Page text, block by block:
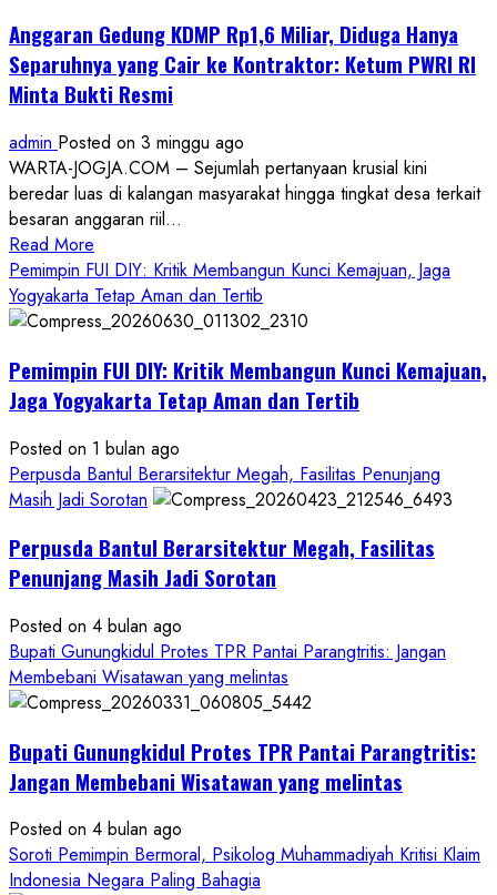
Anggaran Gedung KDMP Rp1,6 Miliar, Diduga Hanya
Separuhnya yang Cair ke Kontraktor: Ketum PWRI RI
Minta Bukti Resmi
admin Posted on 3 minggu ago
WARTA-JOGJA.COM – Sejumlah pertanyaan krusial kini
beredar luas di kalangan masyarakat hingga tingkat desa terkait
besaran anggaran riil...
Read More
more
about
Anggaran
KDMP
Rp1,6
Diduga
Hanya
Separuhnya
Cair
ke
Ketum
PWRI
RI
Minta
Resmi
Pemimpin FUI DIY: Kritik Membangun Kunci Kemajuan, Jaga
Yogyakarta Tetap Aman dan Tertib
Pemimpin FUI DIY: Kritik Membangun Kunci Kemajuan,
Jaga Yogyakarta Tetap Aman dan Tertib
Posted on 1 bulan ago
Perpusda Bantul Berarsitektur Megah, Fasilitas Penunjang
Masih Jadi Sorotan
Perpusda Bantul Berarsitektur Megah, Fasilitas
Penunjang Masih Jadi Sorotan
Posted on 4 bulan ago
Bupati Gunungkidul Protes TPR Pantai Parangtritis: Jangan
Membebani Wisatawan yang melintas
Bupati Gunungkidul Protes TPR Pantai Parangtritis:
Jangan Membebani Wisatawan yang melintas
Posted on 4 bulan ago
Soroti Pemimpin Bermoral, Psikolog Muhammadiyah Kritisi Klaim
Indonesia Negara Paling Bahagia